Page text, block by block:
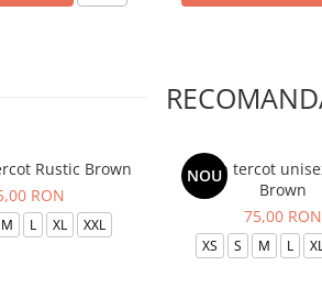
Rustic Brown
RON
M L XL XXL
NOU
Bluza tercot
Brown
75,00 RON
XS S M L